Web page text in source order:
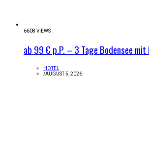
6608 VIEWS
ab 99 € p.P. – 3 Tage Bodensee
HOTEL
/AUGUST 5, 2026